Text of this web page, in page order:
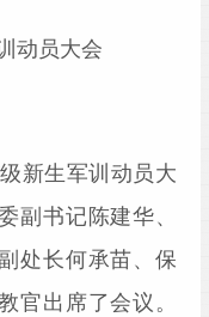
动员大会
级新生军训动员大
副书记陈建华、
处长何承苗、保
官出席了会议。